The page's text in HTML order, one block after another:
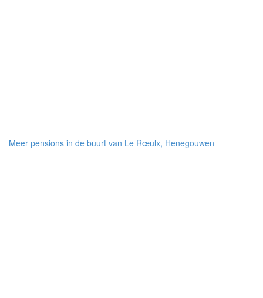
Meer pensions in de buurt van Le Rœulx, Henegouwen